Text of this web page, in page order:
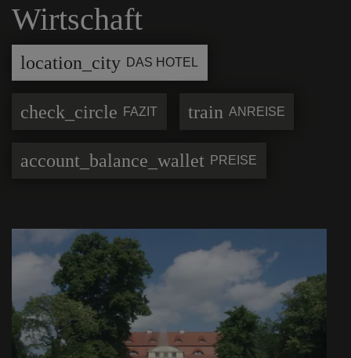
Wirtschaft
location_city DAS HOTEL
check_circle FAZIT train ANREISE
account_balance_wallet PREISE